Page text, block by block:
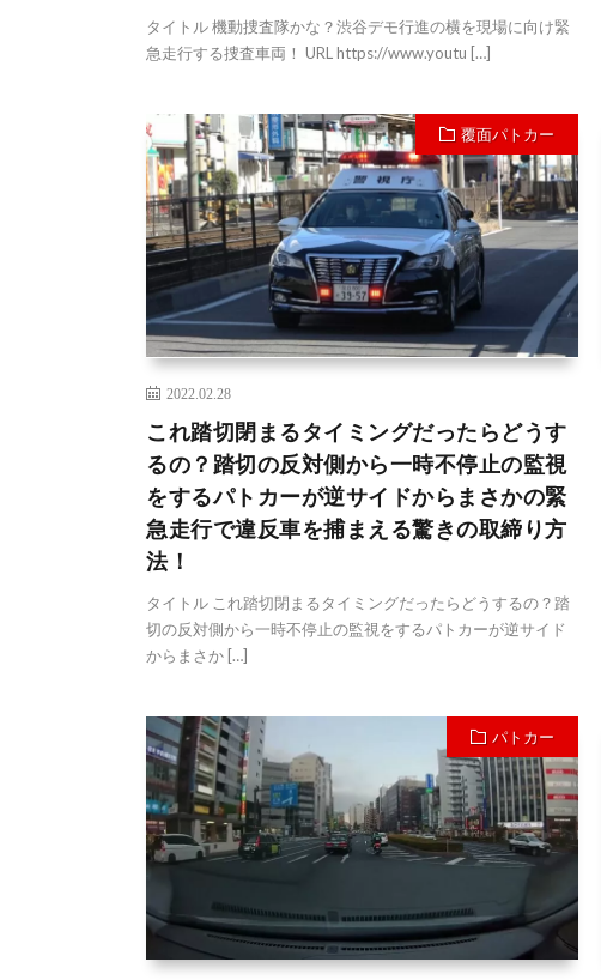
タイトル 機動捜査隊かな？渋谷デモ行進の横を現場に向け緊
急走行する捜査車両！ URL https://www.youtu […]
覆面パトカー
2022.02.28
これ踏切閉まるタイミングだったらどうす
るの？踏切の反対側から一時不停止の監視
をするパトカーが逆サイドからまさかの緊
急走行で違反車を捕まえる驚きの取締り方
法！
タイトル これ踏切閉まるタイミングだったらどうするの？踏
切の反対側から一時不停止の監視をするパトカーが逆サイド
からまさか […]
パトカー